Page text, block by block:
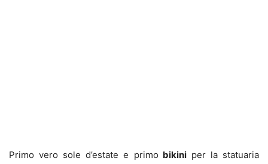
Primo vero sole d’estate e primo bikiniper la statuaria